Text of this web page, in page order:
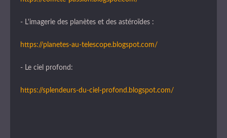
- L'imagerie des planètes et des astéroïdes :
https://planetes-au-telescope.blogspot.com/
- Le ciel profond:
https://splendeurs-du-ciel-profond.blogspot.com/